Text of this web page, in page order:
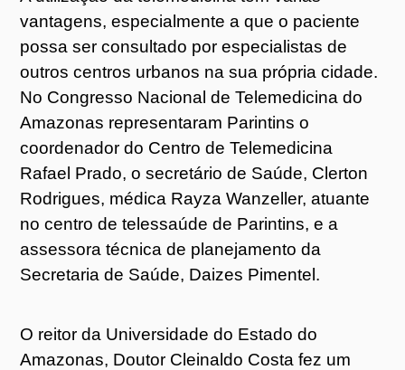
vantagens, especialmente a que o paciente
possa ser consultado por especialistas de
outros centros urbanos na sua própria cidade.
No Congresso Nacional de Telemedicina do
Amazonas representaram Parintins o
coordenador do Centro de Telemedicina
Rafael Prado, o secretário de Saúde, Clerton
Rodrigues, médica Rayza Wanzeller, atuante
no centro de telessaúde de Parintins, e a
assessora técnica de planejamento da
Secretaria de Saúde, Daizes Pimentel.
O reitor da Universidade do Estado do
Amazonas, Doutor Cleinaldo Costa fez um